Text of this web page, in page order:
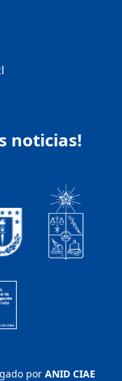
noticias!
por ANID CIAE